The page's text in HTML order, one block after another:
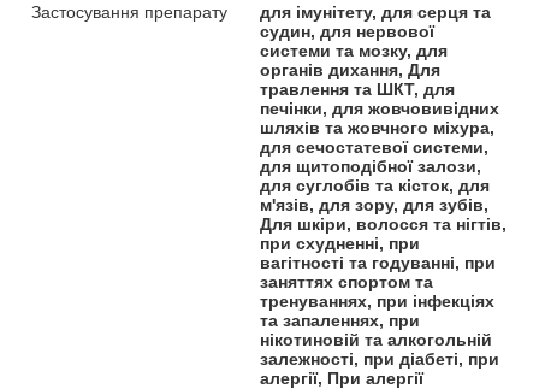
Застосування препарату
для імунітету, для серця та
судин, для нервової
системи та мозку, для
органів дихання, Для
травлення та ШКТ, для
печінки, для жовчовивідних
шляхів та жовчного міхура,
для сечостатевої системи,
для щитоподібної залози,
для суглобів та кісток, для
м'язів, для зору, для зубів,
Для шкіри, волосся та нігтів,
при схудненні, при
вагітності та годуванні, при
заняттях спортом та
тренуваннях, при інфекціях
та запаленнях, при
нікотиновій та алкогольній
залежності, при діабеті, при
алергії, При алергії